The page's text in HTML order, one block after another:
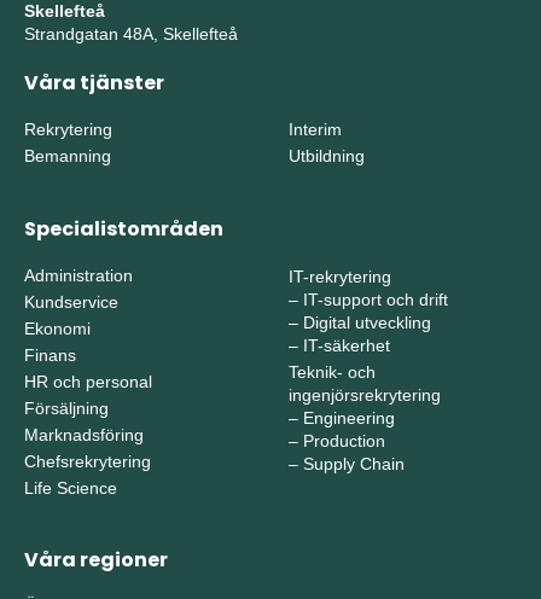
Skellefteå
Strandgatan 48A, Skellefteå
Våra tjänster
Rekrytering
Bemanning
Interim
Utbildning
Specialistområden
Administration
Kundservice
Ekonomi
Finans
HR och personal
Försäljning
Marknadsföring
Chefsrekrytering
Life Science
IT-rekrytering
– IT-support och drift
– Digital utveckling
– IT-säkerhet
Teknik- och
ingenjörsrekrytering
– Engineering
– Production
– Supply Chain
Våra regioner